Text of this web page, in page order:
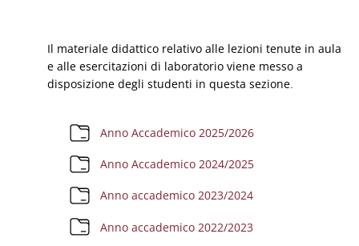
Il materiale didattico relativo alle lezioni tenute in aula
e alle esercitazioni di laboratorio viene messo a
disposizione degli studenti in questa sezione
Anno Accademico 2025/2026Cartella
Anno Accademico 2024/2025Cartella
Anno accademico 2023/2024Cartella
Anno accademico 2022/2023